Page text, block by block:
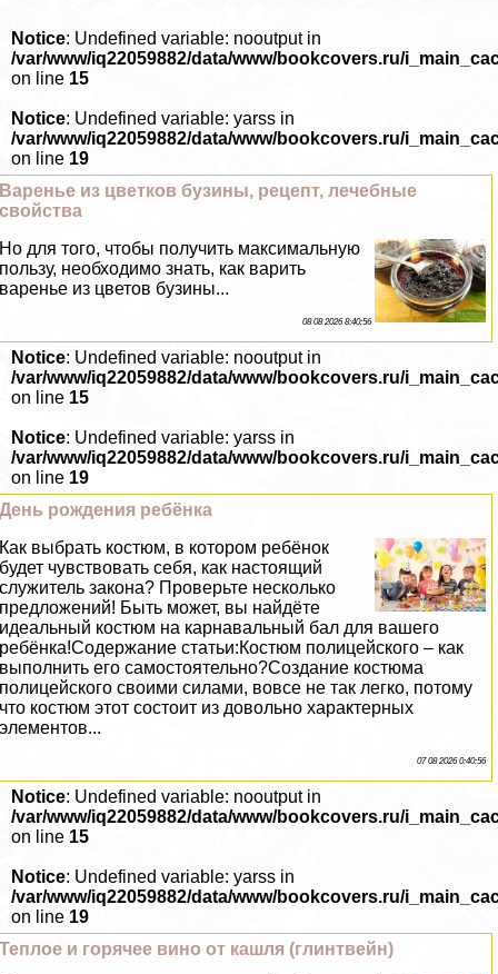
Notice: Undefined variable: nooutput in
/var/www/iq22059882/data/www/bookcovers.ru/
on line 15
Notice: Undefined variable: yarss in
/var/www/iq22059882/data/www/bookcovers.ru/
on line 19
Варенье из цветков бузины, рецепт, лечебные
свойства
Но для того, чтобы получить максимальную
пользу, необходимо знать, как варить
варенье из цветов бузины...
08 08 2026 8:40:56
Notice: Undefined variable: nooutput in
/var/www/iq22059882/data/www/bookcovers.ru/
on line 15
Notice: Undefined variable: yarss in
/var/www/iq22059882/data/www/bookcovers.ru/
on line 19
День рождения ребёнка
Как выбрать костюм, в котором ребёнок
будет чувствовать себя, как настоящий
служитель закона? Проверьте несколько
предложений! Быть может, вы найдёте
идеальный костюм на карнавальный бал для вашего
ребёнка!Содержание статьи:Костюм полицейского – как
выполнить его самостоятельно?Создание костюма
полицейского своими силами, вовсе не так легко, потому
что костюм этот состоит из довольно хаpaктерных
элементов...
07 08 2026 0:40:56
Notice: Undefined variable: nooutput in
/var/www/iq22059882/data/www/bookcovers.ru/
on line 15
Notice: Undefined variable: yarss in
/var/www/iq22059882/data/www/bookcovers.ru/
on line 19
Теплое и горячее вино от кашля (глинтвейн)